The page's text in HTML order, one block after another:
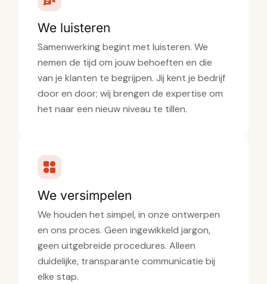
We luisteren
Samenwerking begint met luisteren. We
nemen de tijd om jouw behoeften en die
van je klanten te begrijpen. Jij kent je bedrijf
door en door; wij brengen de expertise om
het naar een nieuw niveau te tillen.
We versimpelen
We houden het simpel, in onze ontwerpen
en ons proces. Geen ingewikkeld jargon,
geen uitgebreide procedures. Alleen
duidelijke, transparante communicatie bij
elke stap.